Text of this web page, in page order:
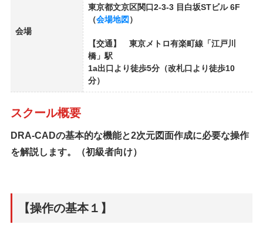
会場
東京都文京区関口2-3-3 目白坂STビル 6F
（会場地図 ）
【交通】 東京メトロ有楽町線「江戸川
橋」駅
1a出口より徒歩5分（改札口より徒歩10
分）
スクール概要
DRA-CADの基本的な機能と2次元図面作成に必要な操作
を解説します。（初級者向け）
【操作の基本１】